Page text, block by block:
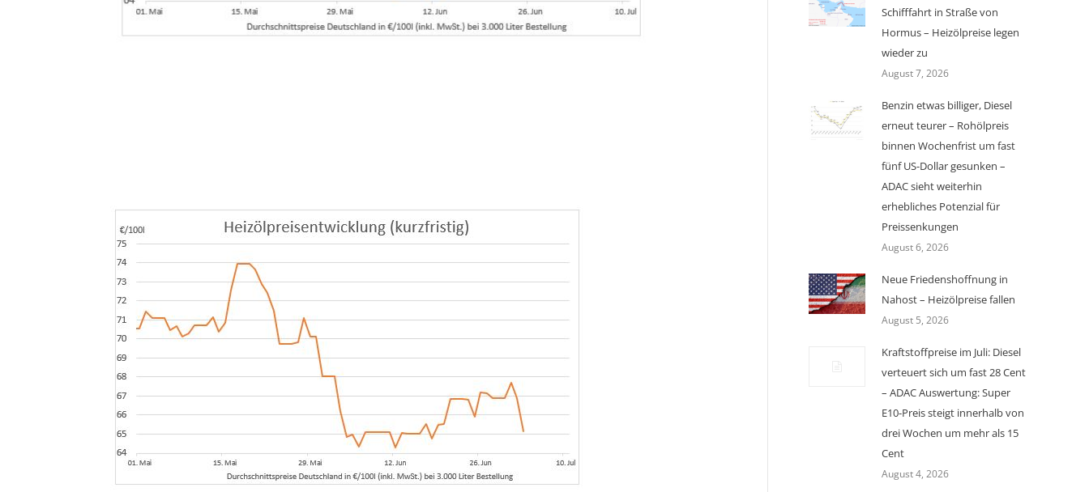
Schifffahrt in Straße von
Hormus – Heizölpreise legen
wieder zu
August 7, 2026
Benzin etwas billiger, Diesel
erneut teurer – Rohölpreis
binnen Wochenfrist um fast
fünf US-Dollar gesunken –
ADAC sieht weiterhin
erhebliches Potenzial für
Preissenkungen
August 6, 2026
Neue Friedenshoffnung in
Nahost – Heizölpreise fallen
August 5, 2026
Kraftstoffpreise im Juli: Diesel
verteuert sich um fast 28 Cent
– ADAC Auswertung: Super
E10-Preis steigt innerhalb von
drei Wochen um mehr als 15
Cent
August 4, 2026